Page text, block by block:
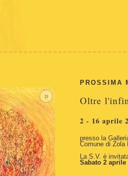
»
PROSSIMA
Oltre
2 - 16 aprile
presso la
Comune di Zola
La S.V. è
Sabato 2 aprile